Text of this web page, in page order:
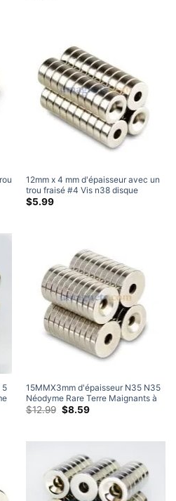
12mm x 4 mm d'épaisseur avec un
trou fraisé #4 Vis n38 disque
Maiglements de l'anneau de
$5.99
5
15MMX3mm d'épaisseur N35 N35
Néodyme Rare Terre Maignants à
anneaux comptesj #4 Vis (20
$12.99 Le
prix
$8.59Le